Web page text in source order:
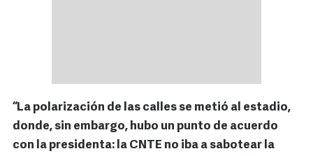
“La polarización de las calles se metió al estadio,
donde, sin embargo, hubo un punto de acuerdo
con la presidenta: la CNTE no iba a sabotear la